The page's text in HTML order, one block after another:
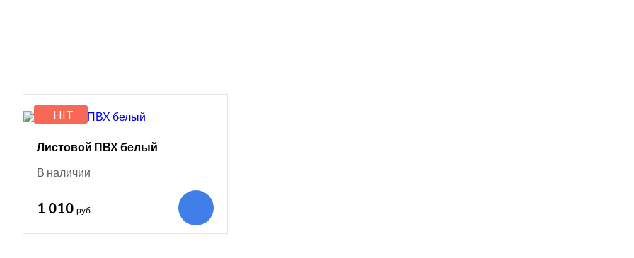
HIT
Листовой ПВХ белый
В наличии
1 010 руб.